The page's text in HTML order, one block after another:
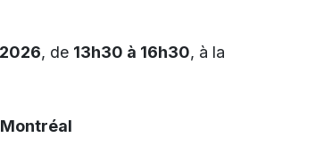
, de 13h30 à 16h30, à la